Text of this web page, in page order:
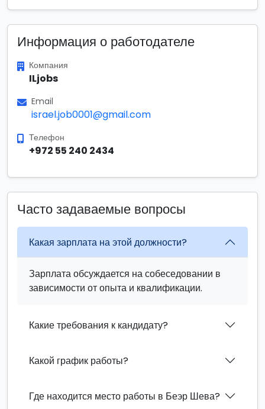
Информация о работодателе
Компания
ILjobs
Email
israel.job0001@gmail.com
Телефон
+972 55 240 2434
Часто задаваемые вопросы
Какая зарплата на этой должности?
Зарплата обсуждается на собеседовании в
зависимости от опыта и квалификации.
Какие требования к кандидату?
Какой график работы?
Где находится место работы в Беэр Шева?